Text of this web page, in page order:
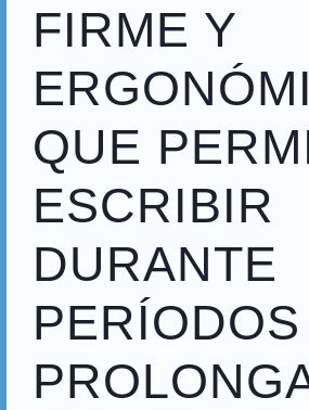
FIRME Y
QUE
ESCRIBIR
DURANTE
PERÍODOS